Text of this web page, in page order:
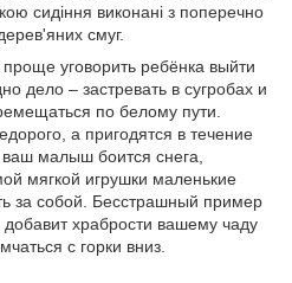
сидіння виконані з поперечно
смуг.
проще уговорить ребёнка выйти
дело – застревать в сугробах и
по белому пути.
а пригодятся в течение
малыш боится снега,
мягкой игрушки маленькие
за собой. Бесстрашный пример
храбрости вашему чаду
с горки вниз.